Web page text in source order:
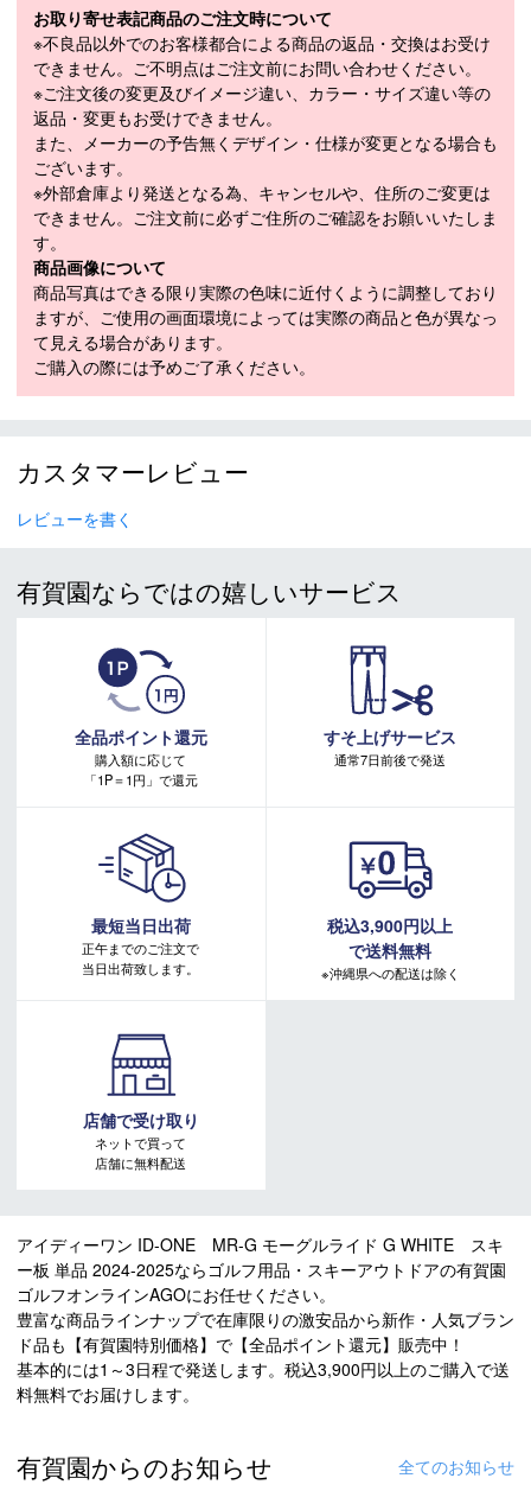
弧で連続させている構造で、滑走面に合わせてスムーズにエッジ全
体が伸長される設計です。
＊CSサンドイッチ構造＊ソール：シンタード＊ストラクチャート
ップシート＊ステンレスクラックドエッジ
SPECIFICATION
モデル
LENGTH（cm）
168cm / 173cm / 178cm
SIDECUT（mm）
RADIUS（m）
168cm（19.7m）、173cm（21.1m）、
178cm（22.4m）
原産国
＊製造の時期により、デザインが商品画像と異なる場合がご
＊製造上におきる細かい傷・汚れは、不良品に該当はしませ
＊店頭在庫と共有をしております。タイミングにより完売す
る場合がございます。
＊当WEBサイトにてビンディングを同時購入及びお持込みの
場合、取付工賃は無料です。
＊商品に質問などある場合は、ご購入前にショップまでお問
お取り寄せ表記商品のご注文時について
※不良品以外でのお客様都合による商品の返品・交換はお受け
できません。ご不明点はご注文前にお問い合わせください。
※ご注文後の変更及びイメージ違い、カラー・サイズ違い等の
返品・変更もお受けできません。
また、メーカーの予告無くデザイン・仕様が変更となる場合も
ございます。
※外部倉庫より発送となる為、キャンセルや、住所のご変更は
できません。ご注文前に必ずご住所のご確認をお願いいたしま
す。
商品画像について
商品写真はできる限り実際の色味に近付くように調整しており
ますが、ご使用の画面環境によっては実際の商品と色が異なっ
て見える場合があります。
ご購入の際には予めご了承ください。
カスタマーレビュー
レビューを書く
有賀園ならではの嬉しいサービス
全品ポイント還元
購入額に応じて
「1P＝1円」で還元
すそ上げサービス
通常7日前後で発送
最短当日出荷
正午までのご注文で
当日出荷致します。
税込3,900円以上
で送料無料
※沖縄県への配送は除く
店舗で受け取り
ネットで買って
店舗に無料配送
アイディーワン ID-ONE MR-G モーグルライド G WHITE スキ
ー板 単品 2024-2025ならゴルフ用品・スキーアウトドアの有賀園
ゴルフオンラインAGOにお任せください。
豊富な商品ラインナップで在庫限りの激安品から新作・人気ブラン
ド品も【有賀園特別価格】で【全品ポイント還元】販売中！
基本的には1～3日程で発送します。税込3,900円以上のご購入で送
料無料でお届けします。
有賀園からのお知らせ 全てのお知らせ